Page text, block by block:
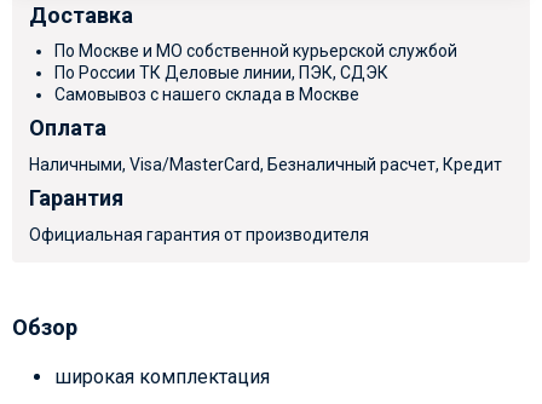
Доставка
По Москве и МО собственной курьерской службой
По России ТК Деловые линии, ПЭК, СДЭК
Самовывоз с нашего склада в Москве
Оплата
Наличными, Visa/MasterCard, Безналичный расчет, Кредит
Гарантия
Официальная гарантия от производителя
Обзор
широкая комплектация